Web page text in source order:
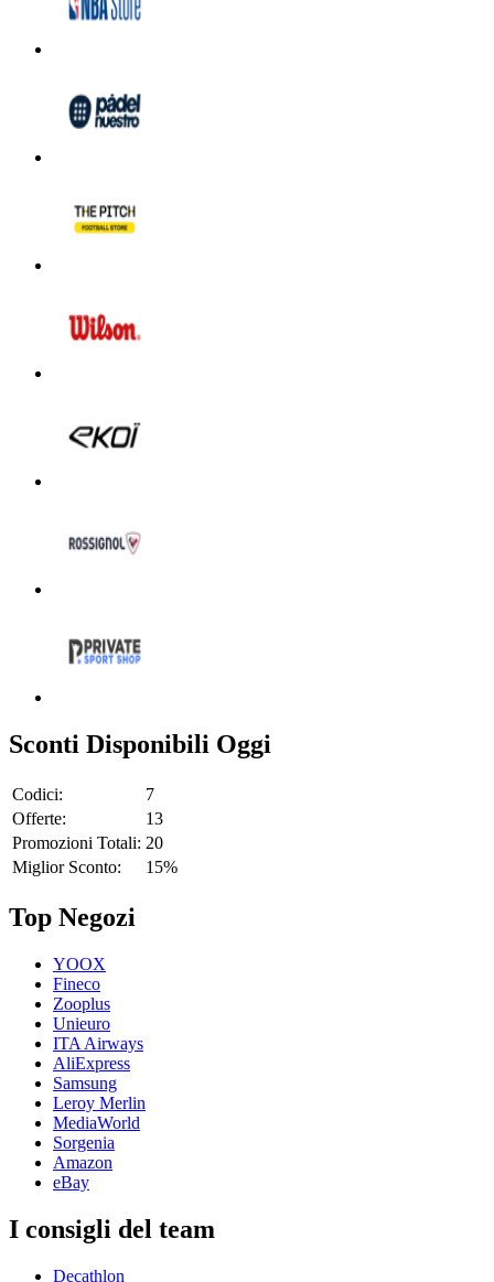
Sconti Disponibili Oggi
Codici:
7
Offerte:
13
Promozioni Totali: 20
Miglior Sconto:
15%
Top Negozi
YOOX
Fineco
Zooplus
Unieuro
ITA Airways
AliExpress
Samsung
Leroy Merlin
MediaWorld
Sorgenia
Amazon
eBay
I consigli del team
Decathlon